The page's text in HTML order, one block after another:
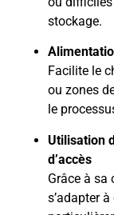
stockage.
Facilite le
ou zones
le
Utilisation
d’accès
Grâce à sa
s’adapter